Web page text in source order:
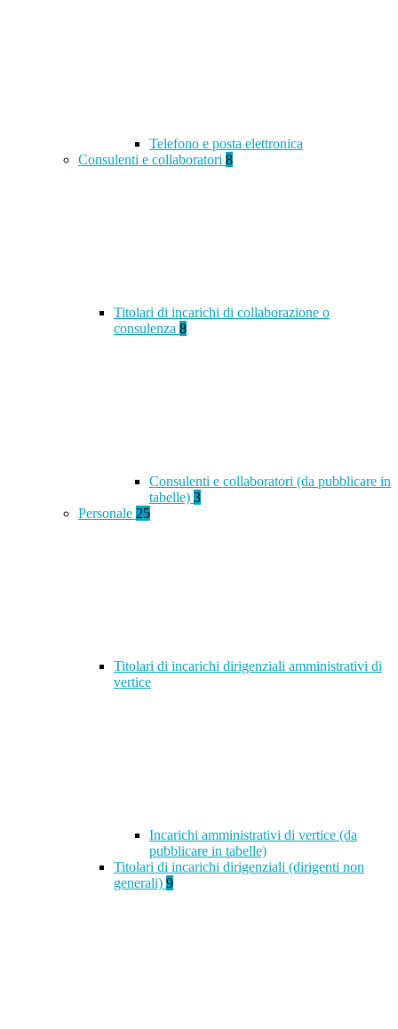
Telefono e posta elettronica
Consulenti e collaboratori 8
Titolari di incarichi di collaborazione o
consulenza 8
Consulenti e collaboratori (da pubblicare in
tabelle) 3
Personale 25
Titolari di incarichi dirigenziali amministrativi di
vertice
Incarichi amministrativi di vertice (da
pubblicare in tabelle)
Titolari di incarichi dirigenziali (dirigenti non
generali) 9